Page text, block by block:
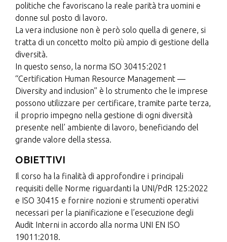
politiche che favoriscano la reale parità tra uomini e
donne sul posto di lavoro.
La vera inclusione non è però solo quella di genere, si
tratta di un concetto molto più ampio di gestione della
diversità.
In questo senso, la norma ISO 30415:2021
“Certification Human Resource Management —
Diversity and inclusion” è lo strumento che le imprese
possono utilizzare per certificare, tramite parte terza,
il proprio impegno nella gestione di ogni diversità
presente nell’ ambiente di lavoro, beneficiando del
grande valore della stessa.
OBIETTIVI
Il corso ha la finalità di approfondire i principali
requisiti delle Norme riguardanti la UNI/PdR 125:2022
e ISO 30415 e fornire nozioni e strumenti operativi
necessari per la pianificazione e l’esecuzione degli
Audit Interni in accordo alla norma UNI EN ISO
19011:2018.